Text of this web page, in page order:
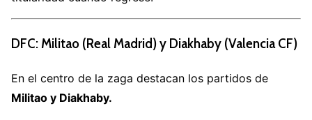
DFC: Militao (Real Madrid) y Diakhaby (Valencia CF)
En el centro de la zaga destacan los partidos de
Militao y Diakhaby.